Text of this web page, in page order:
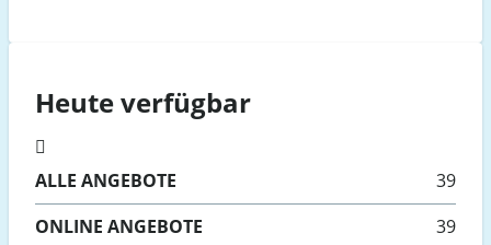
Heute verfügbar
ALLE ANGEBOTE
39
ONLINE ANGEBOTE
39